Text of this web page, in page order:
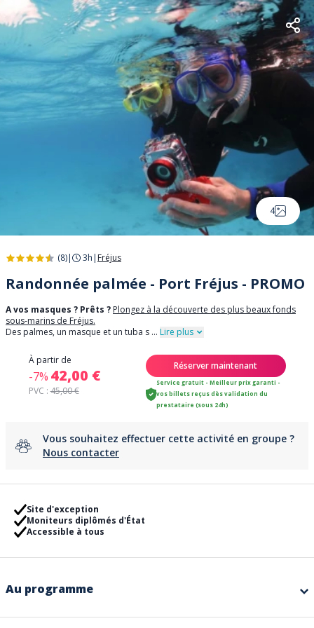
4
(8)| 3h | Fréjus
Randonnée palmée - Port Fréjus - PROMO
A vos masques ? Prêts ? Plongez à la découverte des plus beaux fonds
sous-marins de Fréjus.
Des palmes, un masque et un tuba s ... Lire plus
À partir de
-7% 42,00 €
PVC :45,00 €
Réserver maintenant
Service gratuit - Meilleur prix garanti -
vos billets reçus dès validation du
prestataire (sous 24h)
Vous souhaitez effectuer cette activité en groupe ?
Nous contacter
Site d'exception
Moniteurs diplômés d'État
Accessible à tous
Au programme
pour découvrir le monde sous-marin et ses merveilles. Pas besoin de